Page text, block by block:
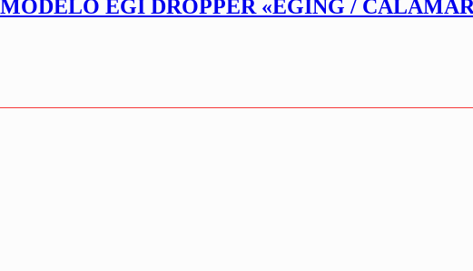
EGI DROPPER «EGING /